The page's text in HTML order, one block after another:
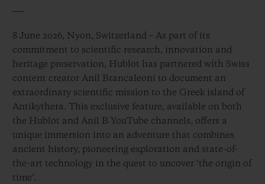
8 June 2026, Nyon, Switzerland – As part of its
commitment to scientific research, innovation and
heritage preservation, Hublot has partnered with Swiss
content creator Anil Brancaleoni to document an
extraordinary scientific mission to the Greek island of
Antikythera. This exclusive feature, available on both
the Hublot and Anil B YouTube channels, offers a
unique immersion into an adventure that combines
ancient history, pioneering exploration and state-of-
the-art technology in the quest to uncover ‘the origin of
time’.